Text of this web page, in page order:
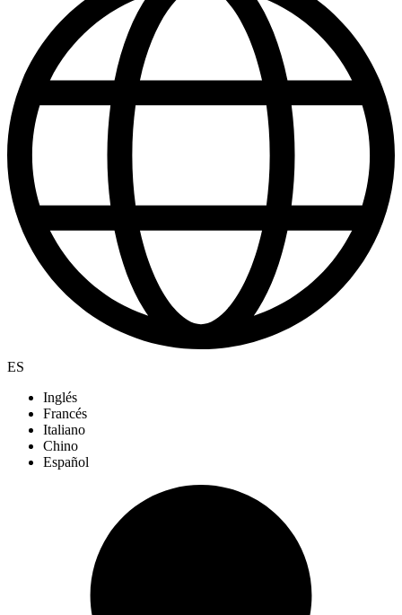
ES
Inglés
Francés
Italiano
Chino
Español